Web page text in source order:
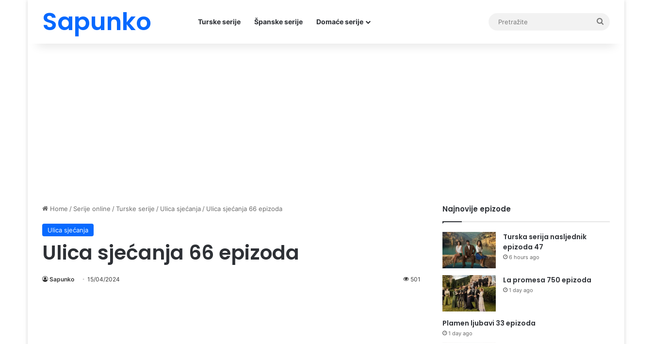
Sapunko Turske serije Španske serije Domaće serije
Home / Serije online /Turske serije / Ulica sjećanja / Ulica sjećanja 66 epizoda
Ulica sjećanja
Ulica sjećanja 66 epizoda
Sapunko 15/04/2024 501
Najnovije epizode
Turska serija nasljednik
epizoda 47
6 hours ago
La promesa 750 epizoda
1 day ago
Plamen ljubavi 33 epizoda
1 day ago